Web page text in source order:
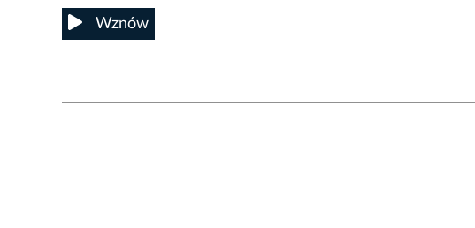
Wznów